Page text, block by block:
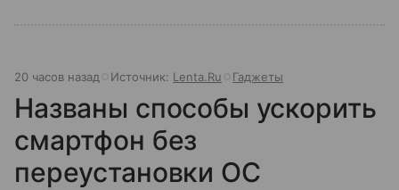
20 часов назад Источник: Lenta.Ru Гаджеты
Названы способы ускорить
смартфон без
переустановки ОС